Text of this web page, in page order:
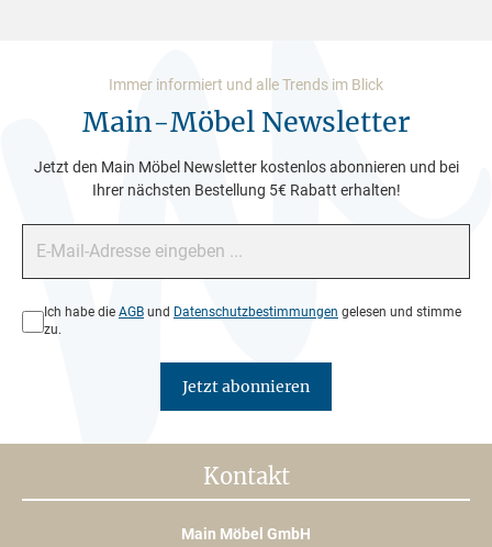
Immer informiert und alle Trends im Blick
Main-Möbel Newsletter
Jetzt den Main Möbel Newsletter kostenlos abonnieren und bei
Ihrer nächsten Bestellung 5€ Rabatt erhalten!
Datenschutz*
Ich habe die AGB und Datenschutzbestimmungen gelesen und stimme
zu.
Jetzt abonnieren
Kontakt
Main Möbel GmbH